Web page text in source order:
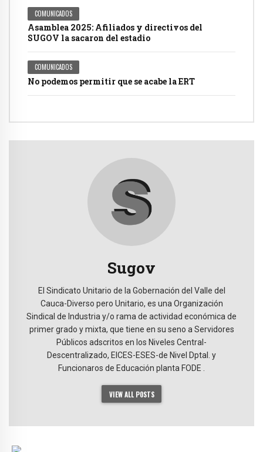
COMUNICADOS
Asamblea 2025: Afiliados y directivos del
SUGOV la sacaron del estadio
COMUNICADOS
No podemos permitir que se acabe la ERT
Sugov
El Sindicato Unitario de la Gobernación del Valle del
Cauca-Diverso pero Unitario, es una Organización
Sindical de Industria y/o rama de actividad económica de
primer grado y mixta, que tiene en su seno a Servidores
Públicos adscritos en los Niveles Central-
Descentralizado, EICES-ESES-de Nivel Dptal. y
Funcionaros de Educación planta FODE .
VIEW ALL POSTS